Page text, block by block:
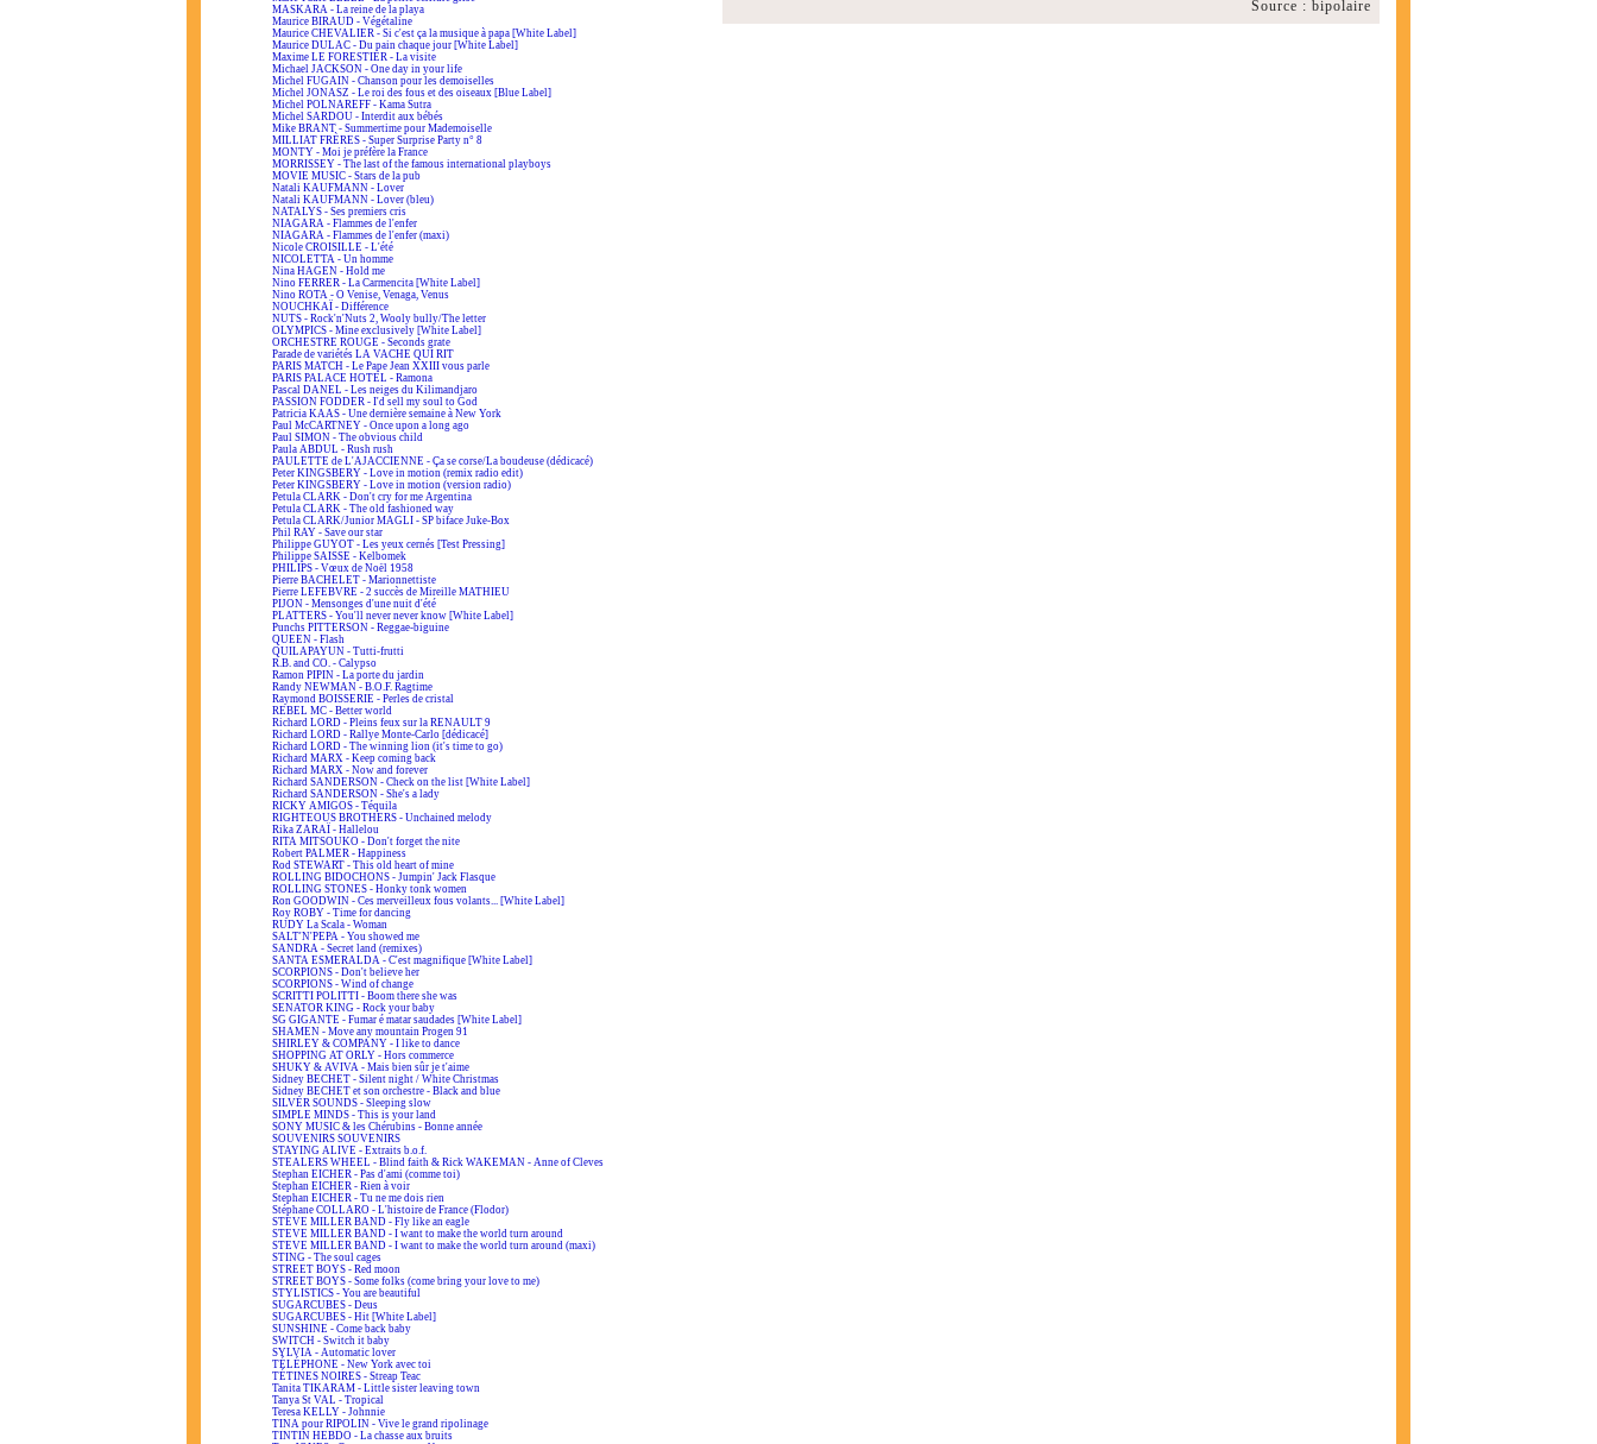
MASKARA - La reine de la playa
Maurice BIRAUD - Végétaline
Maurice CHEVALIER - Si c'est ça la musique à papa [White Label]
Maurice DULAC - Du pain chaque jour [White Label]
Maxime LE FORESTIER - La visite
Michael JACKSON - One day in your life
Michel FUGAIN - Chanson pour les demoiselles
Michel JONASZ - Le roi des fous et des oiseaux [Blue Label]
Michel POLNAREFF - Kama Sutra
Michel SARDOU - Interdit aux bébés
Mike BRANT - Summertime pour Mademoiselle
MILLIAT FRÈRES - Super Surprise Party n° 8
MONTY - Moi je préfère la France
MORRISSEY - The last of the famous international playboys
MOVIE MUSIC - Stars de la pub
Natali KAUFMANN - Lover
Natali KAUFMANN - Lover (bleu)
NATALYS - Ses premiers cris
NIAGARA - Flammes de l'enfer
NIAGARA - Flammes de l'enfer (maxi)
Nicole CROISILLE - L'été
NICOLETTA - Un homme
Nina HAGEN - Hold me
Nino FERRER - La Carmencita [White Label]
Nino ROTA - O Venise, Venaga, Venus
NOUCHKAÏ - Différence
NUTS - Rock'n'Nuts 2, Wooly bully/The letter
OLYMPICS - Mine exclusively [White Label]
ORCHESTRE ROUGE - Seconds grate
Parade de variétés LA VACHE QUI RIT
PARIS MATCH - Le Pape Jean XXIII vous parle
PARIS PALACE HOTEL - Ramona
Pascal DANEL - Les neiges du Kilimandjaro
PASSION FODDER - I'd sell my soul to God
Patricia KAAS - Une dernière semaine à New York
Paul McCARTNEY - Once upon a long ago
Paul SIMON - The obvious child
Paula ABDUL - Rush rush
PAULETTE de L'AJACCIENNE - Ça se corse/La boudeuse (dédicacé)
Peter KINGSBERY - Love in motion (remix radio edit)
Peter KINGSBERY - Love in motion (version radio)
Petula CLARK - Don't cry for me Argentina
Petula CLARK - The old fashioned way
Petula CLARK/Junior MAGLI - SP biface Juke-Box
Phil RAY - Save our star
Philippe GUYOT - Les yeux cernés [Test Pressing]
Philippe SAISSE - Kelbomek
PHILIPS - Vœux de Noël 1958
Pierre BACHELET - Marionnettiste
Pierre LEFEBVRE - 2 succès de Mireille MATHIEU
PIJON - Mensonges d'une nuit d'été
PLATTERS - You'll never never know [White Label]
Punchs PITTERSON - Reggae-biguine
QUEEN - Flash
QUILAPAYUN - Tutti-frutti
R.B. and CO. - Calypso
Ramon PIPIN - La porte du jardin
Randy NEWMAN - B.O.F. Ragtime
Raymond BOISSERIE - Perles de cristal
REBEL MC - Better world
Richard LORD - Pleins feux sur la RENAULT 9
Richard LORD - Rallye Monte-Carlo [dédicacé]
Richard LORD - The winning lion (it's time to go)
Richard MARX - Keep coming back
Richard MARX - Now and forever
Richard SANDERSON - Check on the list [White Label]
Richard SANDERSON - She's a lady
RICKY AMIGOS - Téquila
RIGHTEOUS BROTHERS - Unchained melody
Rika ZARAÏ - Hallelou
RITA MITSOUKO - Don't forget the nite
Robert PALMER - Happiness
Rod STEWART - This old heart of mine
ROLLING BIDOCHONS - Jumpin' Jack Flasque
ROLLING STONES - Honky tonk women
Ron GOODWIN - Ces merveilleux fous volants... [White Label]
Roy ROBY - Time for dancing
RUDY La Scala - Woman
SALT'N'PEPA - You showed me
SANDRA - Secret land (remixes)
SANTA ESMERALDA - C'est magnifique [White Label]
SCORPIONS - Don't believe her
SCORPIONS - Wind of change
SCRITTI POLITTI - Boom there she was
SENATOR KING - Rock your baby
SG GIGANTE - Fumar é matar saudades [White Label]
SHAMEN - Move any mountain Progen 91
SHIRLEY & COMPANY - I like to dance
SHOPPING AT ORLY - Hors commerce
SHUKY & AVIVA - Mais bien sûr je t'aime
Sidney BECHET - Silent night / White Christmas
Sidney BECHET et son orchestre - Black and blue
SILVER SOUNDS - Sleeping slow
SIMPLE MINDS - This is your land
SONY MUSIC & les Chérubins - Bonne année
SOUVENIRS SOUVENIRS
STAYING ALIVE - Extraits b.o.f.
STEALERS WHEEL - Blind faith & Rick WAKEMAN - Anne of Cleves
Stephan EICHER - Pas d'ami (comme toi)
Stephan EICHER - Rien à voir
Stephan EICHER - Tu ne me dois rien
Stéphane COLLARO - L'histoire de France (Flodor)
STEVE MILLER BAND - Fly like an eagle
STEVE MILLER BAND - I want to make the world turn around
STEVE MILLER BAND - I want to make the world turn around (maxi)
STING - The soul cages
STREET BOYS - Red moon
STREET BOYS - Some folks (come bring your love to me)
STYLISTICS - You are beautiful
SUGARCUBES - Deus
SUGARCUBES - Hit [White Label]
SUNSHINE - Come back baby
SWITCH - Switch it baby
SYLVIA - Automatic lover
TÉLÉPHONE - New York avec toi
TÉTINES NOIRES - Streap Teac
Tanita TIKARAM - Little sister leaving town
Tanya St VAL - Tropical
Teresa KELLY - Johnnie
TINA pour RIPOLIN - Vive le grand ripolinage
TINTIN HEBDO - La chasse aux bruits
Source : bipolaire